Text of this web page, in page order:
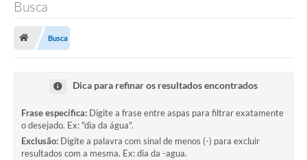
A Prefeitura
Transparência
Secretarias
Busca
Busca
Dica para refinar os resultados encontrados
Frase específica: Digite a frase entre aspas para filtrar exatamente
o desejado. Ex: "dia da água".
Exclusão: Digite a palavra com sinal de menos (-) para excluir
resultados com a mesma. Ex: dia da -agua.